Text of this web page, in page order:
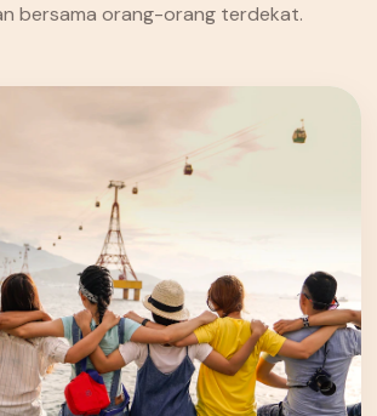
bersama orang-orang terdekat.